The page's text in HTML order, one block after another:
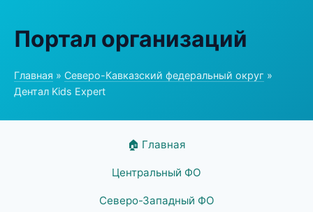
Портал организаций
Главная » Северо-Кавказский федеральный округ »
Дентал Kids Expert
🏠 Главная
Центральный ФО
Северо-Западный ФО